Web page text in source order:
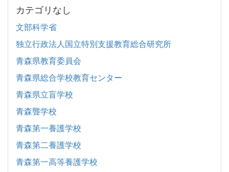
カテゴリなし
文部科学省
独立行政法人国立特別支援教育総合研究所
青森県教育委員会
青森県総合学校教育センター
青森県立盲学校
青森聾学校
青森第一養護学校
青森第二養護学校
青森第一高等養護学校